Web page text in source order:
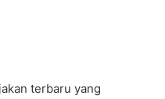
terbaru yang